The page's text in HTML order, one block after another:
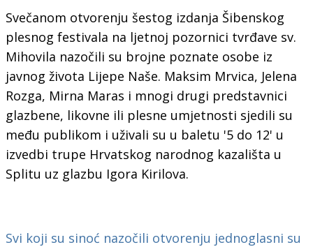
Svečanom otvorenju šestog izdanja Šibenskog
plesnog festivala na ljetnoj pozornici tvrđave sv.
Mihovila nazočili su brojne poznate osobe iz
javnog života Lijepe Naše. Maksim Mrvica, Jelena
Rozga, Mirna Maras i mnogi drugi predstavnici
glazbene, likovne ili plesne umjetnosti sjedili su
među publikom i uživali su u baletu '5 do 12' u
izvedbi trupe Hrvatskog narodnog kazališta u
Splitu uz glazbu Igora Kirilova.
Svi koji su sinoć nazočili otvorenju jednoglasni su